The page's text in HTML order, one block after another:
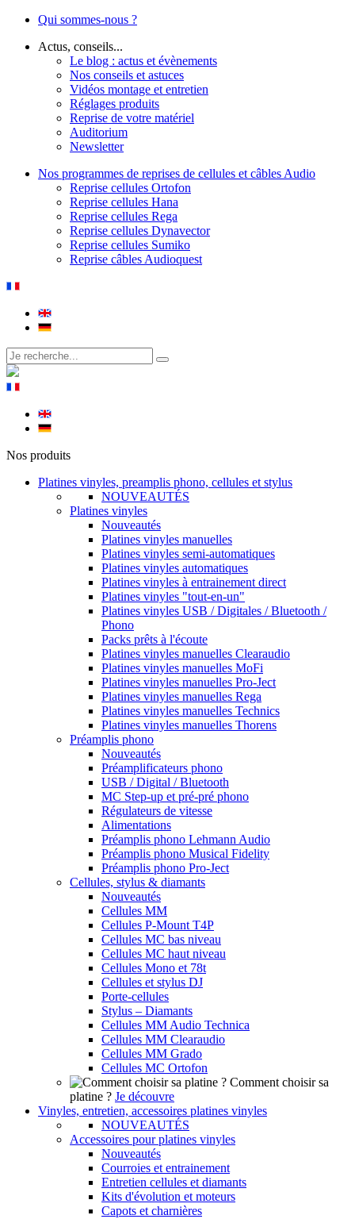
Qui sommes-nous ?
Actus, conseils...
Le blog : actus et évènements
Nos conseils et astuces
Vidéos montage et entretien
Réglages produits
Reprise de votre matériel
Auditorium
Newsletter
Nos programmes de reprises de cellules et câbles Audio
Reprise cellules Ortofon
Reprise cellules Hana
Reprise cellules Rega
Reprise cellules Dynavector
Reprise cellules Sumiko
Reprise câbles Audioquest
Nos produits
Platines vinyles, preamplis phono, cellules et stylus
NOUVEAUTÉS
Platines vinyles
Nouveautés
Platines vinyles manuelles
Platines vinyles semi-automatiques
Platines vinyles automatiques
Platines vinyles à entrainement direct
Platines vinyles "tout-en-un"
Platines vinyles USB / Digitales / Bluetooth /
Phono
Packs prêts à l'écoute
Platines vinyles manuelles Clearaudio
Platines vinyles manuelles MoFi
Platines vinyles manuelles Pro-Ject
Platines vinyles manuelles Rega
Platines vinyles manuelles Technics
Platines vinyles manuelles Thorens
Préamplis phono
Nouveautés
Préamplificateurs phono
USB / Digital / Bluetooth
MC Step-up et pré-pré phono
Régulateurs de vitesse
Alimentations
Préamplis phono Lehmann Audio
Préamplis phono Musical Fidelity
Préamplis phono Pro-Ject
Cellules, stylus & diamants
Nouveautés
Cellules MM
Cellules P-Mount T4P
Cellules MC bas niveau
Cellules MC haut niveau
Cellules Mono et 78t
Cellules et stylus DJ
Porte-cellules
Stylus – Diamants
Cellules MM Audio Technica
Cellules MM Clearaudio
Cellules MM Grado
Cellules MC Ortofon
Comment choisir sa
platine ? Je découvre
Vinyles, entretien, accessoires platines vinyles
NOUVEAUTÉS
Accessoires pour platines vinyles
Nouveautés
Courroies et entrainement
Entretien cellules et diamants
Kits d'évolution et moteurs
Capots et charnières